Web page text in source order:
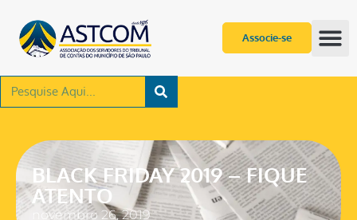
Associe-se
BLACK FRIDAY 2019 – FIQUE
ATENTO
novembro 26, 2019